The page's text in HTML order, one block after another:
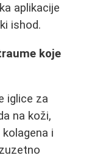
aplikacije
ishod.
koje
iglice za
na koži,
i